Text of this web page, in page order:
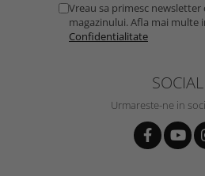
Vreau sa primesc
magazinului. Afla mai multe
Confidentialitate
SOCIAL
Urmareste-ne in